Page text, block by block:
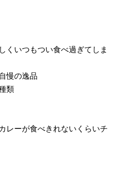
くいつもつい食べ過ぎてしま
慢の逸品
類
レーが食べきれないくらいチ